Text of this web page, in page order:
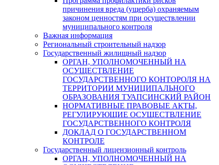
причинения вреда (ущерба) охраняемым
законом ценностям при осуществлении
муниципального контроля
Важная информация
Региональный строительный надзор
Государственный жилищный надзор
ОРГАН, УПОЛНОМОЧЕННЫЙ НА
ОСУЩЕСТВЛЕНИЕ
ГОСУДАРСТВЕННОГО КОНТОРОЛЯ НА
ТЕРРИТОРИИ МУНИЦИПАЛЬНОГО
ОБРАЗОВАНИЯ ТУАПСИНСКИЙ РАЙОН
НОРМАТИВНЫЕ ПРАВОВЫЕ АКТЫ,
РЕГУЛИРУЮЩИЕ ОСУЩЕСТВЛЕНИЕ
ГОСУДАРСТВЕННОГО КОНТРОЛЯ
ДОКЛАД О ГОСУДАРСТВЕННОМ
КОНТРОЛЕ
Государственный лицензионный контроль
ОРГАН, УПОЛНОМОЧЕННЫЙ НА